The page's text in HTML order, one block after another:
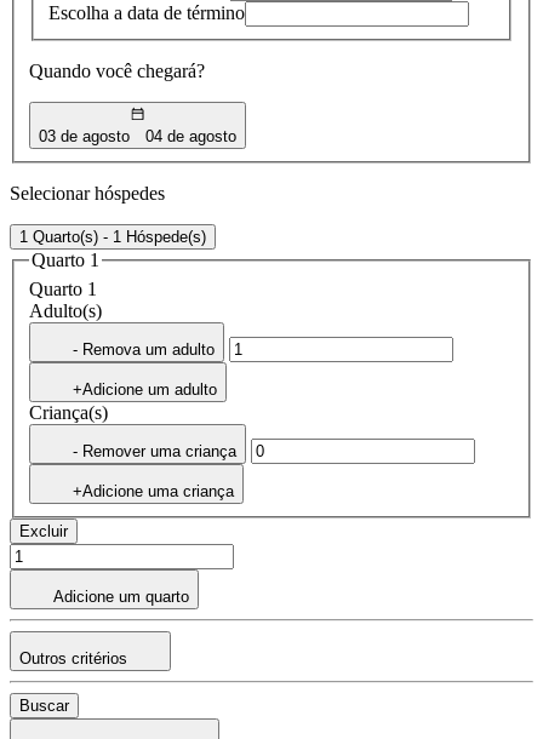
Escolha a data de término
Quando você chegará?
03 de agosto 04 de agosto
Selecionar hóspedes
1 Quarto(s) - 1 Hóspede(s)
Quarto 1
Quarto 1
Adulto(s)
- Remova um adulto
+Adicione um adulto
Criança(s)
- Remover uma criança
+Adicione uma criança
Excluir
Adicione um quarto
Outros critérios
Buscar